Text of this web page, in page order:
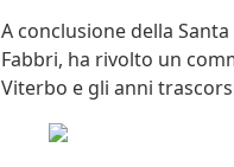
A conclusione della
Fabbri, ha rivolto un
Viterbo e gli anni